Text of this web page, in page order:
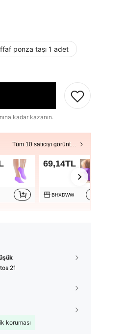
ponza taşı 1 adet
kadar kazanın.
Tüm 10 satıcıyı görüntüle
69,14TL
BHXDWW
21
koruması